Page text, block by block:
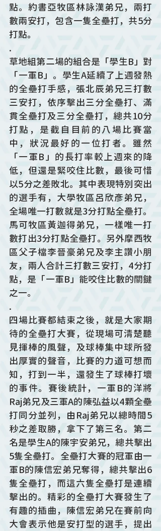
點。約書亞牧區林詠漢弟兄，兩打
數兩安打，包含一隻全壘打，共5分
打點。
.
草地組第二場的組合是「學生B」對
「一軍B」。學生A延續了上週發熱
的全壘打手感，張北辰弟兄三打數
三安打，依序擊出三分全壘打、滿
貫全壘打及三分全壘打，總共10分
打點，是截自目前的八場比賽當
中，狀況最好的一位打者。雖然
「一軍B」的長打率較上週來的降
低，但還是緊咬住比數，最後可惜
以5分之差敗北。其中表現特別突出
的選手有，大學牧區呂欣彥弟兄，
全場唯一打數就是3分打點全壘打。
馬可牧區黃迦得弟兄，一樣唯一打
數打出3分打點全壘打。另外摩西牧
區父子檔李晉豪弟兄及李主讚小朋
友，兩人合計三打數三安打，4分打
點，是「一軍B」能咬住比數的關鍵
之一。
.
四場比賽都結束之後，就是大家期
待的全壘打大賽，從現場可清楚聽
見揮棒的風聲，及球棒集中球所發
出厚實的聲音，比賽的力道可想而
知，打到一半，還發生了球棒打壞
的事件。賽後統計，一軍B的洋將
Raj弟兄及三軍A的陳弘益以4顆全壘
打同分並列，由Raj弟兄以總時間5
秒之差取勝，拿下了第三名。第二
名是學生A的陳宇安弟兄，總共擊出
5隻全壘打。全壘打大賽的冠軍由一
軍B的陳信宏弟兄奪得，總共擊出6
隻全壘打，而這六隻全壘打是連續
擊出的。精彩的全壘打大賽發生了
有趣的插曲，陳信宏弟兄在賽前向
大會表示他是安打型的選手，提出